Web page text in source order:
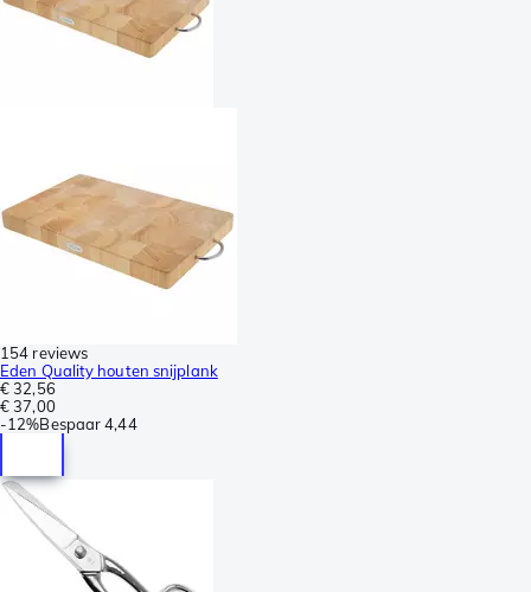
154 reviews
Eden Quality houten snijplank
€ 32,56
€ 37,00
-12%Bespaar 4,44